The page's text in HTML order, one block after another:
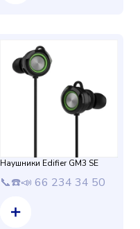
Наушники Edifier GM3 SE
📞☎️📣 66 234 34 50